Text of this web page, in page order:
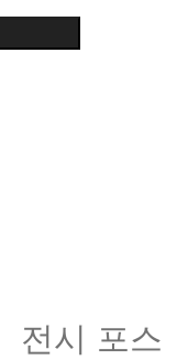
전시 포스